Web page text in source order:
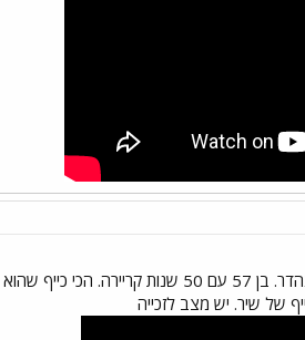
שיר כייפי, חיובי, משמח, גורם לרקוד ולחייך. אותנטי.
של שיר. יש מצב לזכייה